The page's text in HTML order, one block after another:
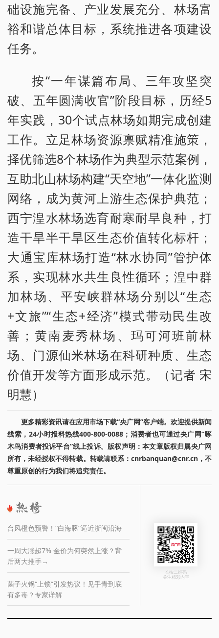
础设施完备、产业发展充分、林场富
裕和谐总体目标，系统推进各项建设
任务。
按“一年谋篇布局、三年攻坚突
破、五年圆满收官”阶段目标，历经5
年实践，30个试点林场如期完成创建
工作。立足林场资源禀赋精准施策，
择优筛选8个林场作为典型示范案例，
互助北山林场构建“天空地”一体化监测
网络，成为黄河上游生态保护典范；
西宁湟水林场选育耐寒耐旱良种，打
造干旱半干旱区生态价值转化标杆；
大通宝库林场打造“林水协同”管护体
系，实现林水共生良性循环；湟中群
加林场、平安峡群林场分别以“生态
+文旅”“生态+经济”模式带动民生改
善；黄南麦秀林场、玛可河班前林
场、门源仙米林场在科研种质、生态
价值开发等方面形成示范。（记者 宋
明慧）
更多精彩资讯请在应用市场下载“央广网”客户端。欢迎提供新闻
线索，24小时报料热线400-800-0088；消费者也可通过央广网“啄
木鸟消费者投诉平台”线上投诉。版权声明：本文章版权归属央广网
所有，未经授权不得转载。转载请联系：cnrbanquan@cnr.cn，不
尊重原创的行为我们将追究责任。
台风橙色预警！“白海豚”逼近浙闽沿海
一周大涨超7% 金价为何突然上涨？背
后两大推手→
菌子火锅“上锁”引发热议！见手青到底
有多毒？专家详解
长按二维码
关注精彩内容